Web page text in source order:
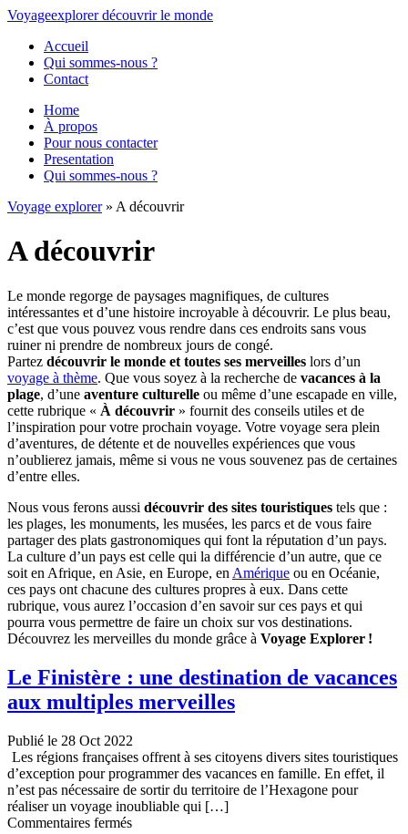
Voyageexplorer découvrirle monde
Accueil
Qui sommes-nous ?
Contact
Home
À propos
Pour nous contacter
Presentation
Qui sommes-nous ?
Voyage explorer» A découvrir
A découvrir
Le monde regorge de paysages magnifiques, de cultures
intéressantes et d’une histoire incroyable à découvrir. Le plus beau,
c’est que vous pouvez vous rendre dans ces endroits sans vous
ruiner ni prendre de nombreux jours de congé.
Partez découvrir le monde et toutes ses merveilles lors d’un
voyage à thème. Que vous soyez à la recherche de vacances à la
plage, d’une aventure culturelle ou même d’une escapade en ville,
cette rubrique « À découvrir » fournit des conseils utiles et de
l’inspiration pour votre prochain voyage. Votre voyage sera plein
d’aventures, de détente et de nouvelles expériences que vous
n’oublierez jamais, même si vous ne vous souvenez pas de certaines
d’entre elles.
Nous vous ferons aussi découvrir des sites touristiques tels que :
les plages, les monuments, les musées, les parcs et de vous faire
partager des plats gastronomiques qui font la réputation d’un pays.
La culture d’un pays est celle qui la différencie d’un autre, que ce
soit en Afrique, en Asie, en Europe, en Amérique ou en Océanie,
ces pays ont chacune des cultures propres à eux. Dans cette
rubrique, vous aurez l’occasion d’en savoir sur ces pays et qui
pourra vous permettre de faire un choix sur vos destinations.
Découvrez les merveilles du monde grâce à Voyage Explorer !
Le Finistère : une destination de vacances
aux multiples merveilles
Publié le 28 Oct 2022
Les régions françaises offrent à ses citoyens divers sites touristiques
d’exception pour programmer des vacances en famille. En effet, il
n’est pas nécessaire de sortir du territoire de l’Hexagone pour
réaliser un voyage inoubliable qui […]
Commentaires ferméssur